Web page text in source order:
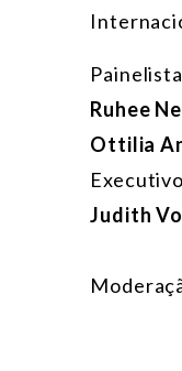
Ruhee
Ottilia
Judith